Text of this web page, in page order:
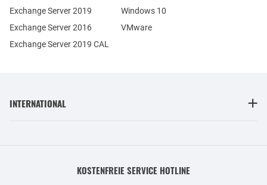
Exchange Server 2019
Exchange Server 2016
Exchange Server 2019 CAL
Windows 10
VMware
INTERNATIONAL
KOSTENFREIE SERVICE HOTLINE